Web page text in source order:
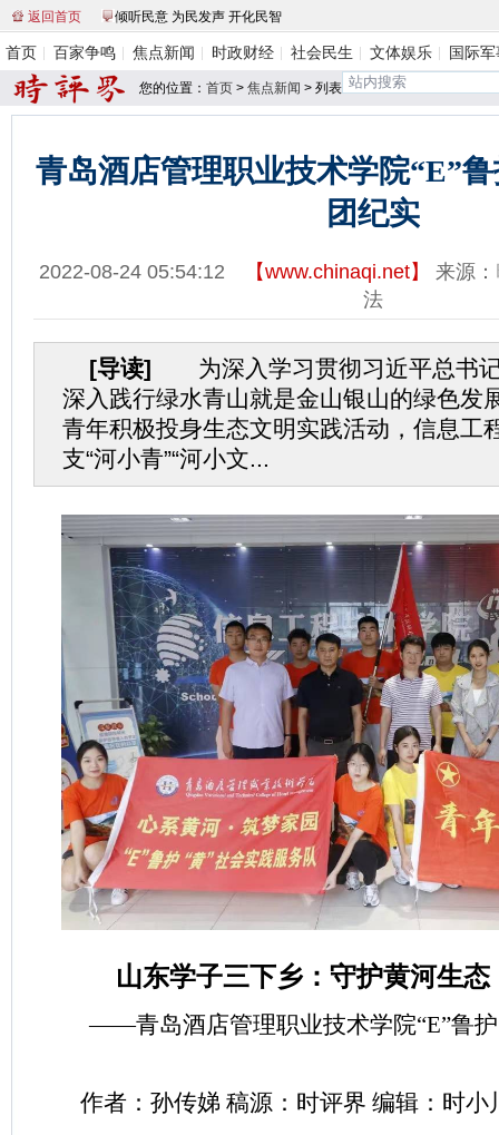
返回首页 倾听民意 为民发声 开化民智
首页 百家争鸣 焦点新闻 时政财经 社会民生 文体娱乐 国际
您的位置： 首页 > 焦点新闻 > 列表
青岛酒店管理职业技术学院“E”
团纪实
2022-08-24 05:54:12 【www.chinaqi.net】 来源：
法
[导读] 为深入学习贯彻习近平总书
深入践行绿水青山就是金山银山的绿色发
青年积极投身生态文明实践活动，信息工
支“河小青”“河小文...
山东学子三下乡：守护黄河生
——青岛酒店管理职业技术学院“E”鲁护
作者：孙传娣 稿源：时评界 编辑：时小